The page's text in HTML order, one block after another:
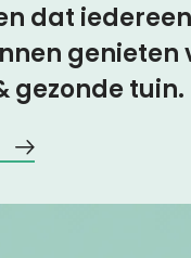
dat
genieten
gezonde tuin.